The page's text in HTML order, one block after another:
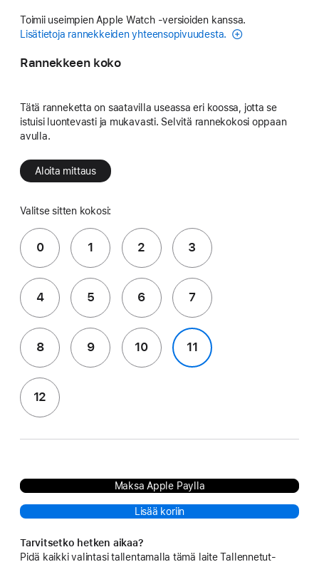
Toimii useimpien Apple Watch ‑versioiden kanssa.
Lisätietoja rannekkeiden yhteensopivuudesta.
Rannekkeen koko
Tätä ranneketta on saatavilla useassa eri koossa, jotta se
istuisi luontevasti ja mukavasti. Selvitä rannekokosi oppaan
avulla.
Aloita mittaus
Valitse sitten kokosi:
0 1 2 3
4 5 6 7
8 9 10 11
12
Maksa Apple Paylla
Lisää koriin
Tarvitsetko hetken aikaa?
Pidä kaikki valintasi tallentamalla tämä laite Tallennetut-